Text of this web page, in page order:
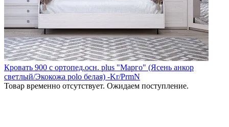
Кровать 900 с ортопед.осн. plus "Марго" (Ясень анкор
светлый/Экокожа polo белая) -Kr/PrmN
Товар временно отсутствует. Ожидаем поступление.